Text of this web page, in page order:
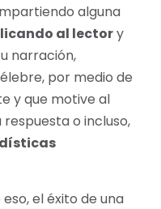
alguna
al lectory
narración,
por medio de
y que motive al
o incluso,
el éxito de una